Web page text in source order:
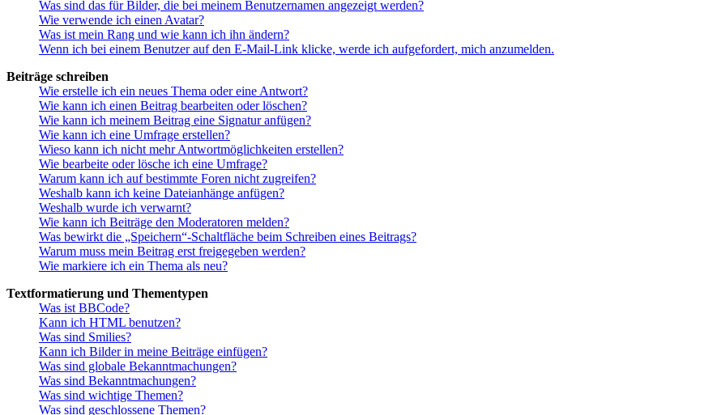
Was sind das für Bilder, die bei meinem Benutzernamen angezeigt werden?
Wie verwende ich einen Avatar?
Was ist mein Rang und wie kann ich ihn ändern?
Wenn ich bei einem Benutzer auf den E-Mail-Link klicke, werde ich aufgefordert, mich anzumelden.
Beiträge schreiben
Wie erstelle ich ein neues Thema oder eine Antwort?
Wie kann ich einen Beitrag bearbeiten oder löschen?
Wie kann ich meinem Beitrag eine Signatur anfügen?
Wie kann ich eine Umfrage erstellen?
Wieso kann ich nicht mehr Antwortmöglichkeiten erstellen?
Wie bearbeite oder lösche ich eine Umfrage?
Warum kann ich auf bestimmte Foren nicht zugreifen?
Weshalb kann ich keine Dateianhänge anfügen?
Weshalb wurde ich verwarnt?
Wie kann ich Beiträge den Moderatoren melden?
Was bewirkt die „Speichern“-Schaltfläche beim Schreiben eines Beitrags?
Warum muss mein Beitrag erst freigegeben werden?
Wie markiere ich ein Thema als neu?
Textformatierung und Thementypen
Was ist BBCode?
Kann ich HTML benutzen?
Was sind Smilies?
Kann ich Bilder in meine Beiträge einfügen?
Was sind globale Bekanntmachungen?
Was sind Bekanntmachungen?
Was sind wichtige Themen?
Was sind geschlossene Themen?